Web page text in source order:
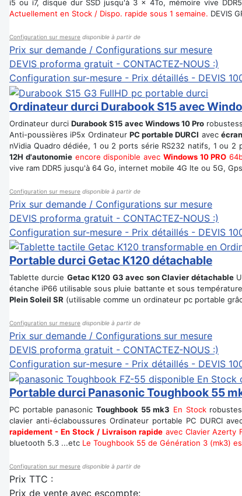
i5 ou i7, disque dur SSD jusqu'à 3 x 4To, mémoire vive
Actuellement en Stock / Dispo. rapide sous 1 semaine. DEVIS
Configuration sur mesure disponible à partir de
Prix sur demande / Configurations sur mesure
DEVIS proforma gratuit - CONTACTEZ-NOUS :)
Configuration sur-mesure - Prix détaillés - DEVIS
Ordinateur durci Durabook S15 avec
Ordinateur durciDurabook S15 avec Windows 10 Pro
Anti-poussières iP5x Ordinateur PC portable DURCI avec
nVidia Quadro dédiée, 1 ou 2 ports série RS232 natifs, 1 ou
12H d'autonomie encore disponible avec Windows 10 PRO
vive ram DDR5 jusqu'à 64 Go, internet mobile 4G lte ou 5G,
Configuration sur mesure disponible à partir de
Prix sur demande / Configurations sur mesure
DEVIS proforma gratuit - CONTACTEZ-NOUS :)
Configuration sur-mesure - Prix détaillés - DEVIS
Portable durci Getac K120 détachable
Tablette durcie Getac K120 G3 avec son Clavier détachable
étanche iP66 utilisable sous pluie battante et sous
Plein Soleil SR (utilisable comme un ordinateur pc portable
Configuration sur mesure disponible à partir de
Prix sur demande / Configurations sur mesure
DEVIS proforma gratuit - CONTACTEZ-NOUS :)
Configuration sur-mesure - Prix détaillés - DEVIS
Portable durci Panasonic Toughbook 55
PC portable panasonic Toughbook 55 mk3 En Stock
clavier anti-éclaboussures Ordinateur portable PC DURCI
rapidement - En Stock / Livraison rapideavec Clavier Azerty
bluetooth 5.3 ...etc Le Toughbook 55 de Génération 3 (mk3)
Configuration sur mesure disponible à partir de
Prix TTC :
Prix de vente avec escompte: